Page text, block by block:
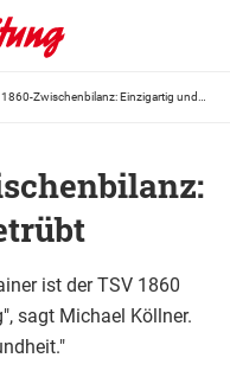
ist der TSV 1860
sagt Michael Köllner.